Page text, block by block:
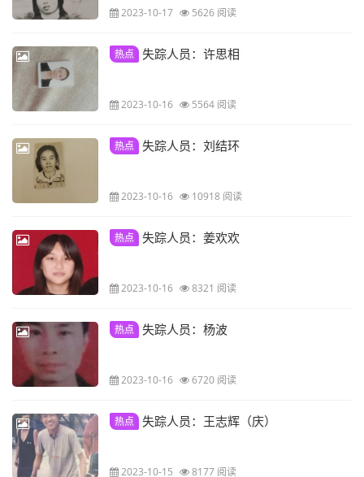
2023-10-17 5626 阅读
热点 失踪人员：许思相
2023-10-16 5564 阅读
热点 失踪人员：刘结环
2023-10-16 10918 阅读
热点 失踪人员：姜欢欢
2023-10-16 8321 阅读
热点 失踪人员：杨波
2023-10-16 6720 阅读
热点 失踪人员：王志辉（庆）
2023-10-15 8177 阅读